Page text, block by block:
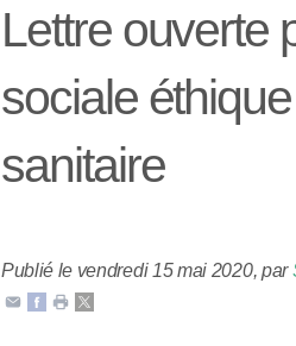
Lettre ouverte
sociale
sanitaire
Publié le vendredi 15 mai 2020, par